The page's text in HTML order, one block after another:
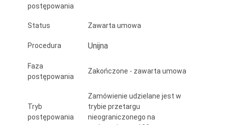
terenie
Piły
dla
Miejskiego
postępowania
Status Zawarta umowa
Procedura Unijna
Faza
postępowania
Zakończone - zawarta umowa
Tryb
postępowania
Zamówienie udzielane jest w
trybie przetargu
nieograniczonego na